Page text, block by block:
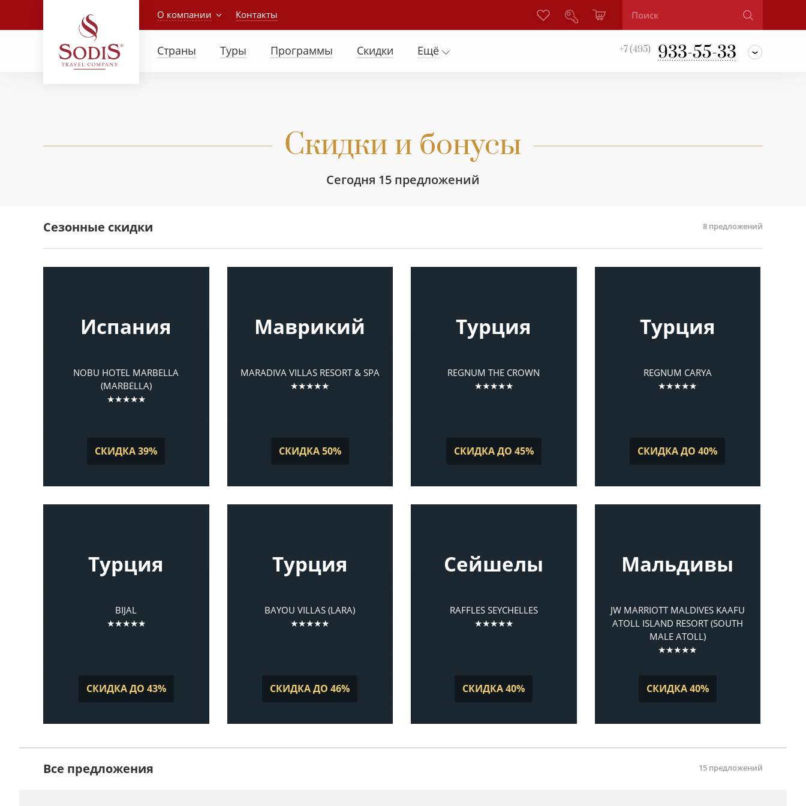
О компании Контакты
Страны Туры Программы Скидки Ещё +7 (495) 933-55-33
Скидки и бонусы
Сегодня 15 предложений
Сезонные скидки 8 предложений
Испания
NOBU HOTEL MARBELLA
(MARBELLA)
★★★★★
СКИДКА 39%
Маврикий
MARADIVA VILLAS RESORT & SPA
★★★★★
СКИДКА 50%
Турция
REGNUM THE CROWN
★★★★★
СКИДКА ДО 45%
Турция
REGNUM CARYA
★★★★★
СКИДКА ДО 40%
Турция
BIJAL
★★★★★
СКИДКА ДО 43%
Турция
BAYOU VILLAS (LARA)
★★★★★
СКИДКА ДО 46%
Сейшелы
RAFFLES SEYCHELLES
★★★★★
СКИДКА 40%
Мальдивы
JW MARRIOTT MALDIVES KAAFU
ATOLL ISLAND RESORT (SOUTH
MALE ATOLL)
★★★★★
СКИДКА 40%
Все предложения 15 предложений